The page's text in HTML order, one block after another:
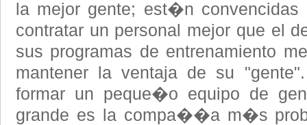
la mejor gente; est�n convencidas
contratar un personal mejor que el
sus programas de entrenamiento
mantener la ventaja de su
formar un peque�o equipo de
grande es la compa��a m�s